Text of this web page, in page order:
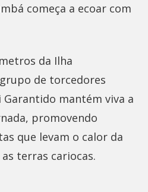
começa a ecoar com
da Ilha
de torcedores
mantém viva a
promovendo
que levam o calor da
terras cariocas.